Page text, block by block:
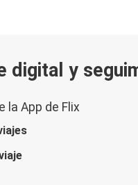
digital y
la App de Flix